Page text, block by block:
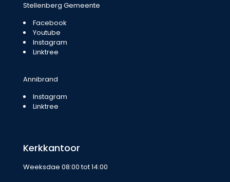
Stellenberg Gemeente
Facebook
Youtube
Instagram
Linktree
Annibrand
Instagram
Linktree
Kerkkantoor
Weeksdae 08:00 tot 14:00